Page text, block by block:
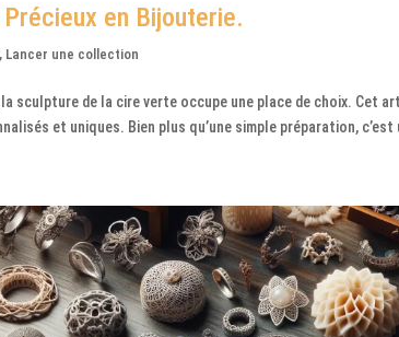
en Bijouterie.
, Lancer une collection
sculpture de la cire verte occupe une place de choix. Cet
et uniques. Bien plus qu’une simple préparation, c’est